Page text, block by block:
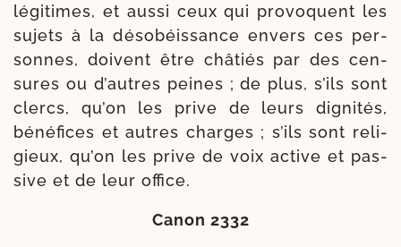
légi­times, et aus­si ceux qui pro­voquent les
sujets à la déso­béis­sance envers ces per­
sonnes, doivent être châ­tiés par des cen­
sures ou d’autres peines ; de plus, s’ils sont
clercs, qu’on les prive de leurs digni­tés,
béné­fices et autres charges ; s’ils sont reli­
gieux, qu’on les prive de voix active et pas­
sive et de leur office.
Canon 2332